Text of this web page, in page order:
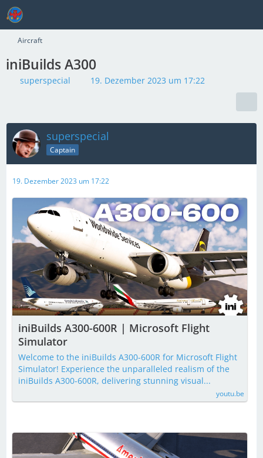
Aircraft
iniBuilds A300
superspecial 19. Dezember 2023 um 17:22
superspecial
Captain
19. Dezember 2023 um 17:22
iniBuilds A300-600R | Microsoft Flight
Simulator
Welcome to the iniBuilds A300-600R for Microsoft Flight
Simulator! Experience the unparalleled realism of the
iniBuilds A300-600R, delivering stunning visual...
youtu.be